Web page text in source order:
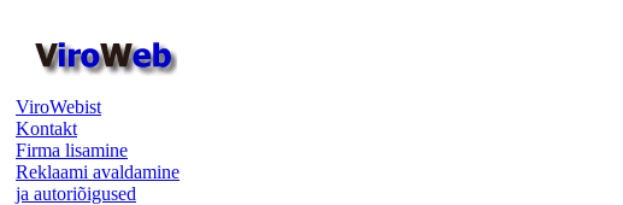
ViroWebist
Kontakt
Firma lisamine
Reklaami avaldamine
ja autoriõigused